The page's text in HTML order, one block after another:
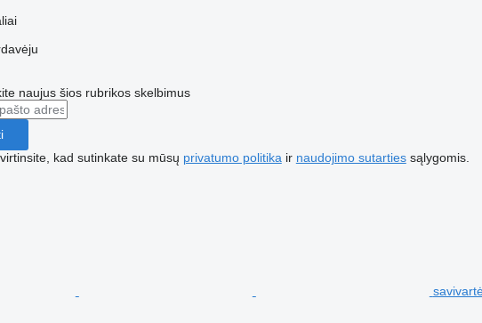
naujus šios rubrikos skelbimus
kad sutinkate su mūsų privatumo politika ir naudojimo sutartiessąlygomis.